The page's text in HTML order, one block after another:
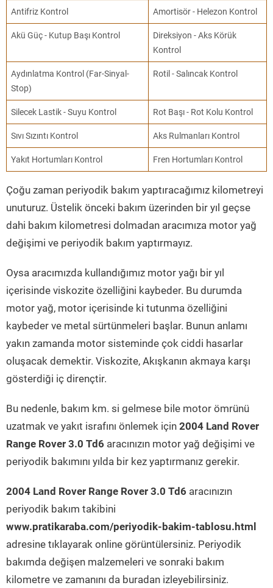
Antifriz Kontrol Amortisör - Helezon Kontrol
Akü Güç - Kutup Başı Kontrol
Direksiyon - Aks Körük
Kontrol
Aydınlatma Kontrol (Far-Sinyal-
Stop)
Rotil - Salıncak Kontrol
Silecek Lastik - Suyu Kontrol Rot Başı - Rot Kolu Kontrol
Sıvı Sızıntı Kontrol Aks Rulmanları Kontrol
Yakıt Hortumları Kontrol Fren Hortumları Kontrol
Çoğu zaman periyodik bakım yaptıracağımız kilometreyi
unuturuz. Üstelik önceki bakım üzerinden bir yıl geçse
dahi bakım kilometresi dolmadan aracımıza motor yağ
değişimi ve periyodik bakım yaptırmayız.
Oysa aracımızda kullandığımız motor yağı bir yıl
içerisinde viskozite özelliğini kaybeder. Bu durumda
motor yağ, motor içerisinde ki tutunma özelliğini
kaybeder ve metal sürtünmeleri başlar. Bunun anlamı
yakın zamanda motor sisteminde çok ciddi hasarlar
oluşacak demektir. Viskozite, Akışkanın akmaya karşı
gösterdiği iç dirençtir.
Bu nedenle, bakım km. si gelmese bile motor ömrünü
uzatmak ve yakıt israfını önlemek için 2004 Land Rover
Range Rover 3.0 Td6 aracınızın motor yağ değişimi ve
periyodik bakımını yılda bir kez yaptırmanız gerekir.
2004 Land Rover Range Rover 3.0 Td6 aracınızın
periyodik bakım takibini
www.pratikaraba.com/periyodik-bakim-tablosu.html
adresine tıklayarak online görüntülersiniz. Periyodik
bakımda değişen malzemeleri ve sonraki bakım
kilometre ve zamanını da buradan izleyebilirsiniz.